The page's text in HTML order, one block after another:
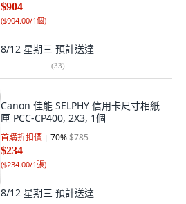
$904
($904.00/1個)
8/12 星期三 預計送達
(33)
Canon 佳能 SELPHY 信用卡尺寸相紙
匣 PCC-CP400, 2X3, 1個
首購折扣價 70%$785
$234
($234.00/1張)
8/12 星期三 預計送達